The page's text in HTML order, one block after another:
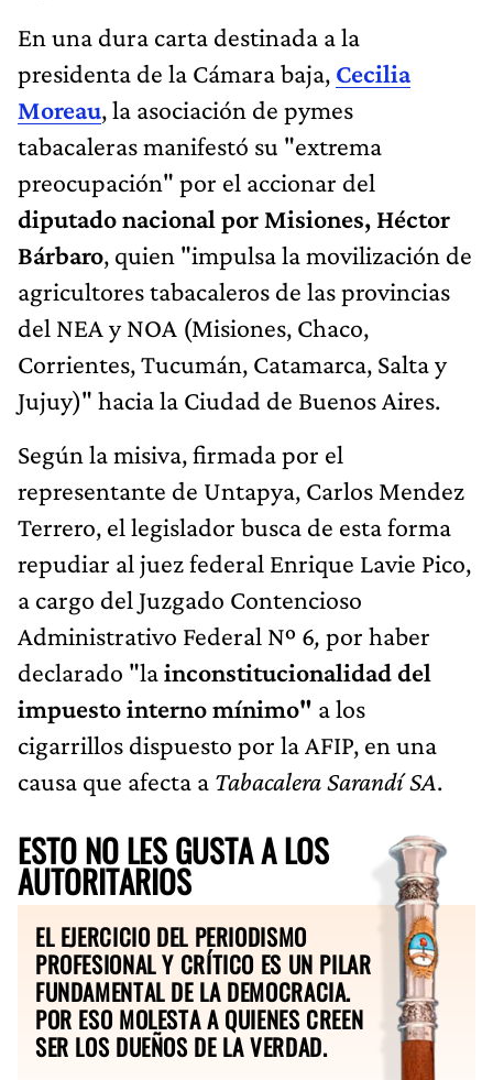
En una dura carta destinada a la
presidenta de la Cámara baja, Cecilia
Moreau, la asociación de pymes
tabacaleras manifestó su "extrema
preocupación" por el accionar del
diputado nacional por Misiones, Héctor
Bárbaro, quien "impulsa la movilización de
agricultores tabacaleros de las provincias
del NEA y NOA (Misiones, Chaco,
Corrientes, Tucumán, Catamarca, Salta y
Jujuy)" hacia la Ciudad de Buenos Aires.
Según la misiva, firmada por el
representante de Untapya, Carlos Mendez
Terrero, el legislador busca de esta forma
repudiar al juez federal Enrique Lavie Pico,
a cargo del Juzgado Contencioso
Administrativo Federal Nº 6, por haber
declarado "lainconstitucionalidad del
impuesto interno mínimo" a los
cigarrillos dispuesto por la AFIP, en una
causa que afecta a Tabacalera Sarandí SA.
ESTO NO LES GUSTA A LOS
AUTORITARIOS
EL EJERCICIO DEL PERIODISMO
PROFESIONAL Y CRÍTICO ES UN PILAR
FUNDAMENTAL DE LA DEMOCRACIA.
POR ESO MOLESTA A QUIENES CREEN
SER LOS DUEÑOS DE LA VERDAD.